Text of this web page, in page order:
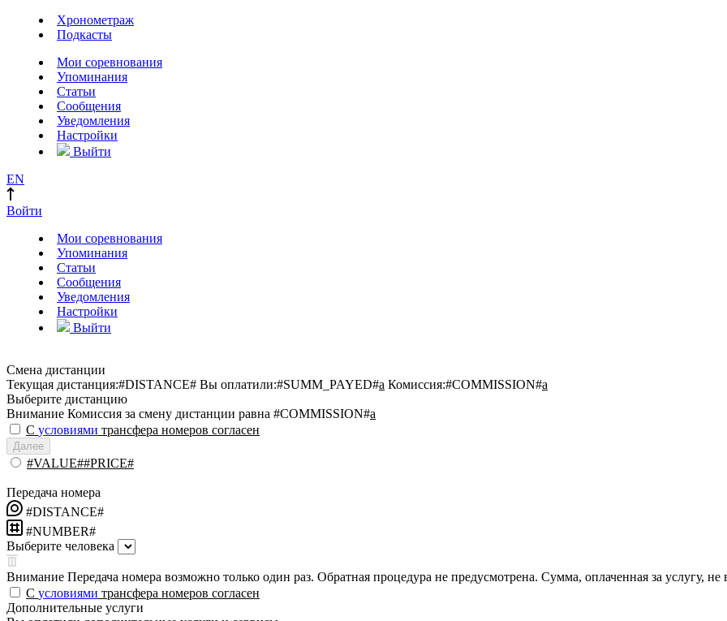
Хронометраж
Подкасты
Мои соревнования
Упоминания
Статьи
Сообщения
Уведомления
Настройки
Выйти
EN
Войти
Мои соревнования
Упоминания
Статьи
Сообщения
Уведомления
Настройки
Выйти
Смена дистанции
Текущая дистанция:#DISTANCE# Вы оплатили:#SUMM_PAYED#a Комиссия:#COMMISSION#a
Выберите дистанцию
Внимание Комиссия за смену дистанции равна #COMMISSION#a
С условиями трансфера номеров согласен
Далее
#VALUE##PRICE#
Передача номера
#DISTANCE#
#NUMBER#
Выберите человека
Внимание Передача номера возможно только один раз. Обратная процедура не предусмотрена. Сумма, оплаченная за услугу, не
С условиями трансфера номеров согласен
Дополнительные услуги